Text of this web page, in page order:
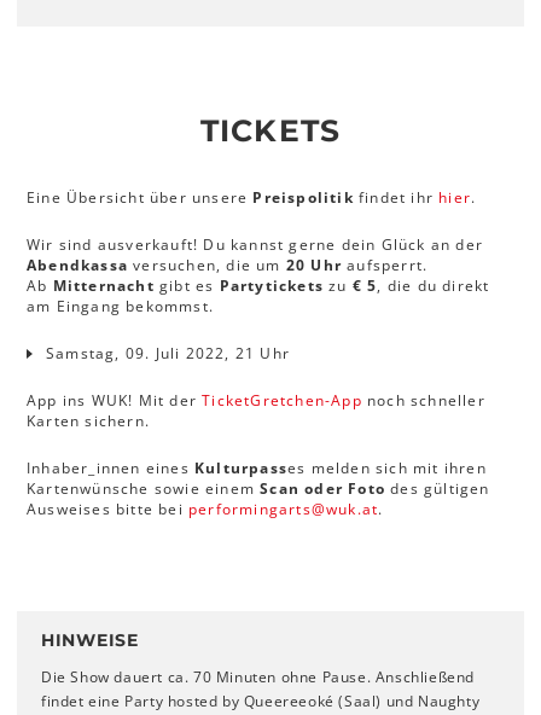
TICKETS
Eine Übersicht über unsere Preispolitikfindet ihr hier.
Wir sind ausverkauft! Du kannst gerne dein Glück an der
Abendkassaversuchen, die um 20 Uhr aufsperrt.
Ab Mitternachtgibt es Partytickets zu € 5, die du direkt
am Eingang bekommst.
Samstag, 09. Juli 2022, 21 Uhr
App ins WUK! Mit derTicketGretchen-App noch schneller
Karten sichern.
Inhaber_innen eines Kulturpasses melden sich mit ihren
Kartenwünsche sowie einemScan oder Foto des gültigen
Ausweises bitte bei performingarts@wuk.at.
HINWEISE
Die Show dauert ca. 70 Minuten ohne Pause. Anschließend
findet eine Party hosted by Queereeoké (Saal) und Naughty